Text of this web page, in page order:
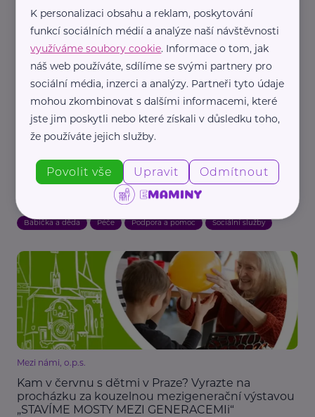
Zábava
Městská správa sociálních služeb v Mostě - příspěvková organizace
Když pečujete o rodiče nebo prarodiče: Nové
centrum pomůže rodinám zvládnout domácí péči
Babička a děda Péče Podpora a pomoc Sociální služby
Mezi námi, o.p.s.
Kam v červnu s dětmi v Praze? Vyrazte na
procházku za kouzelnou mezigenerační výstavou
„STAVÍME MOSTY MEZI GENERACEMIi“
K personalizaci obsahu a reklam, poskytování
funkcí sociálních médií a analýze naší návštěvnosti
využíváme soubory cookie. Informace o tom, jak
náš web používáte, sdílíme se svými partnery pro
sociální média, inzerci a analýzy. Partneři tyto údaje
mohou zkombinovat s dalšími informacemi, které
jste jim poskytli nebo které získali v důsledku toho,
že používáte jejich služby.
Povolit vše Upravit Odmítnout